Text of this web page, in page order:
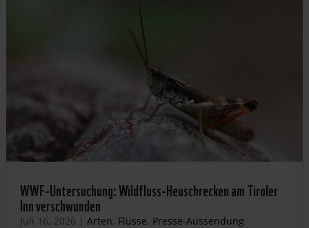
WWF-Untersuchung: Wildfluss-Heuschrecken am Tiroler
Inn verschwunden
Juli 16, 2026 | Arten, Flüsse, Presse-Aussendung